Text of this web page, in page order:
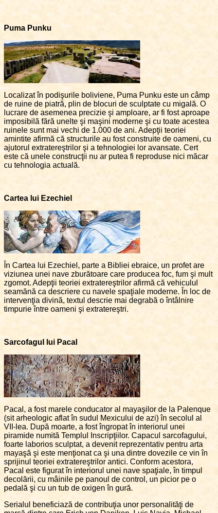
Puma Punku
Localizat în podişurile boliviene, Puma Punku este un câmp
de ruine de piatră, plin de blocuri de sculptate cu migală. O
lucrare de asemenea precizie şi amploare, ar fi fost aproape
imposibilă fără unelte şi maşini moderne şi cu toate acestea
ruinele sunt mai vechi de 1.000 de ani. Adepţii teoriei
amintite afirmă că structurile au fost construite de oameni, cu
ajutorul extratereştrilor şi a tehnologiei lor avansate. Cert
este că unele construcţii nu ar putea fi reproduse nici măcar
cu tehnologia actuală.
Cartea lui Ezechiel
În Cartea lui Ezechiel, parte a Bibliei ebraice, un profet are
viziunea unei nave zburătoare care producea foc, fum şi mult
zgomot. Adepţii teoriei extratereştrilor afirmă că vehiculul
seamănă ca descriere cu navele spaţiale moderne. În loc de
intervenţia divină, textul descrie mai degrabă o întâlnire
timpurie între oameni şi extratereştri.
Sarcofagul lui Pacal
Pacal, a fost marele conducator al mayaşilor de la Palenque
(sit arheologic aflat în sudul Mexicului de azi) în secolul al
VII-lea. După moarte, a fost îngropat în interiorul unei
piramide numită Templul Inscripţiilor. Capacul sarcofagului,
foarte laborios sculptat, a devenit reprezentativ pentru arta
mayaşă şi este menţionat ca şi una dintre dovezile ce vin în
sprijinul teoriei extratereştrilor antici. Conform acestora,
Pacal este figurat în interiorul unei nave spaţiale, în timpul
decolării, cu mâinile pe panoul de control, un picior pe o
pedală şi cu un tub de oxigen în gură.
Serialul beneficiază de contribuţia unor personalităţi de